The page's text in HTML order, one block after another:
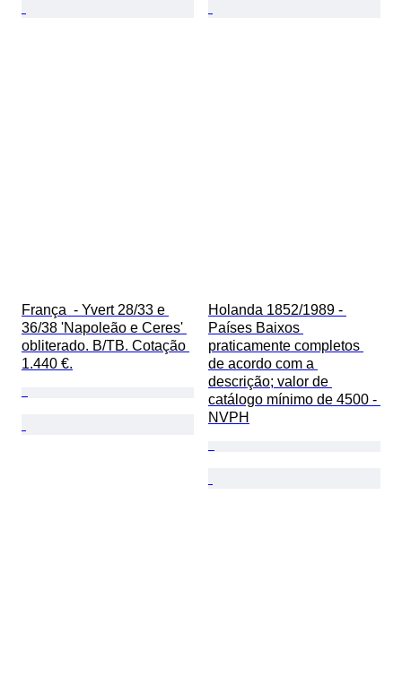
França  - Yvert 28/33 e
36/38 'Napoleão e Ceres'
obliterado. B/TB. Cotação
1.440 €.
Holanda 1852/1989 -
Países Baixos
praticamente completos
de acordo com a
descrição; valor de
catálogo mínimo de 4500 -
NVPH